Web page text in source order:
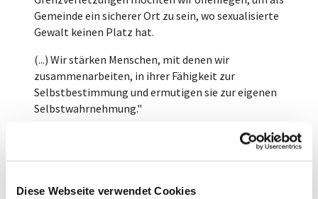
Diese Webseite verwendet Cookies
Gemeinde ein sicherer Ort zu sein, wo sexualisierte
Gewalt keinen Platz hat.
(...) Wir stärken Menschen, mit denen wir
zusammenarbeiten, in ihrer Fähigkeit zur
Selbstbestimmung und ermutigen sie zur eigenen
Selbstwahrnehmung."
Vielleicht haben Sie auf Festen der Gemeinde schon
jemand unwohl fühlen. Dass es sie geben soll, ist